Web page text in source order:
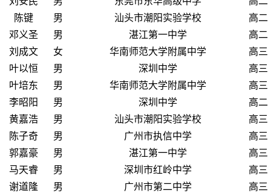
陈键
男 汕头市潮阳实验学校
高二
邓义圣
男 湛江第一中学
高二
刘成文
女 华南师范大学附属中学
高三
叶以恒
男 深圳中学
高三
叶培东
男 华南师范大学附属中学
高三
李昭阳
男 深圳中学
高二
黄嘉浩
男 汕头市潮阳实验学校
高三
陈子奇
男 广州市执信中学
高三
郭嘉豪
男 湛江第一中学
高三
马天睿
男 深圳市红岭中学
高三
谢道隆
男 广州市第二中学
高三